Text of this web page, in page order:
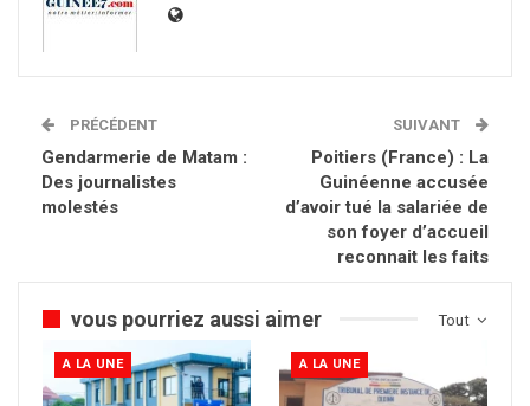
PRÉCÉDENT
Gendarmerie de Matam :
Des journalistes
molestés
SUIVANT
Poitiers (France) : La
Guinéenne accusée
d’avoir tué la salariée de
son foyer d’accueil
reconnait les faits
Tout
vous pourriez aussi aimer
A LA UNE A LA UNE